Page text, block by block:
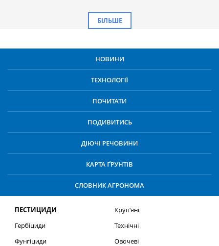
БІЛЬШЕ
НОВИНИ
ТЕХНОЛОГІЇ
ПОЧИТАТИ
ПОДИВИТИСЬ
ДІЮЧІ РЕЧОВИНИ
КАРТА ҐРУНТІВ
СЛОВНИК АГРОНОМА
ПЕСТИЦИДИ
Гербіциди
Фунгіциди
Круп’яні
Технічні
Овочеві